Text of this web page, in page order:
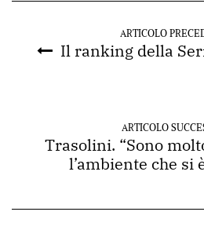
ARTICOLO
Il ranking della
ARTICOLO
Trasolini. “Sono
l’ambiente che si